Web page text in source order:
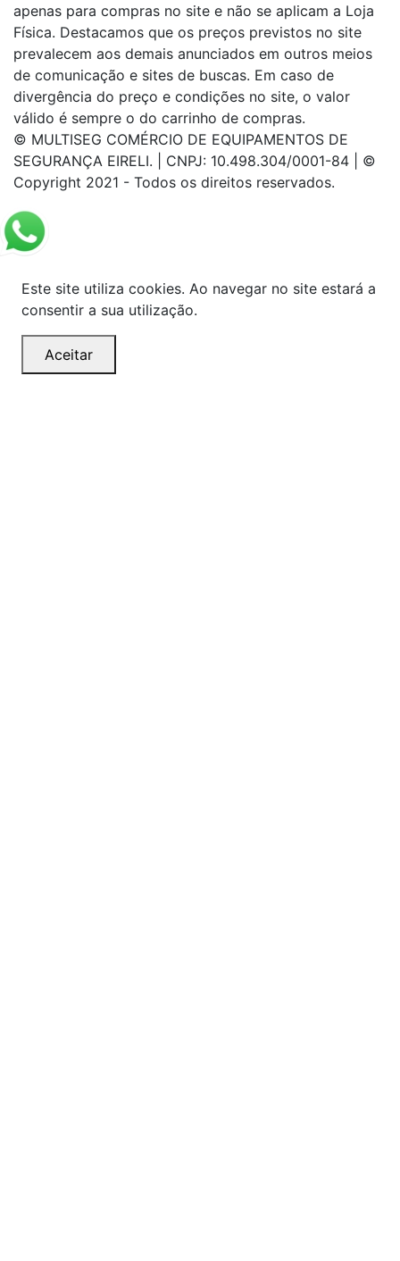
apenas para compras no site e não se aplicam a Loja
Física. Destacamos que os preços previstos no site
prevalecem aos demais anunciados em outros meios
de comunicação e sites de buscas. Em caso de
divergência do preço e condições no site, o valor
válido é sempre o do carrinho de compras.
© MULTISEG COMÉRCIO DE EQUIPAMENTOS DE
SEGURANÇA EIRELI. | CNPJ: 10.498.304/0001-84 | ©
Copyright 2021 - Todos os direitos reservados.
Este site utiliza cookies. Ao navegar no site estará a
consentir a sua utilização.
Aceitar